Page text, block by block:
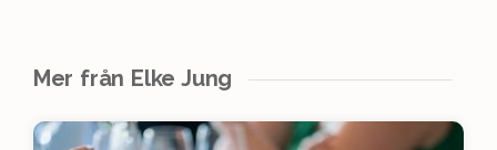
Mer från Elke Jung